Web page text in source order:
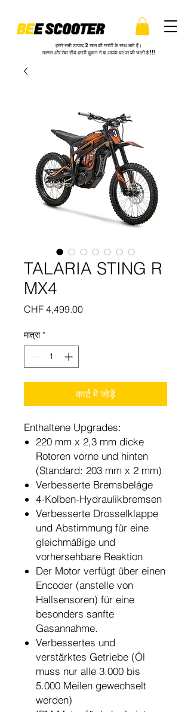
हमारे सभी उत्पाद 2 साल की गारंटी के साथ आते हैं।
मरम्मत और सेवा सीधे हमारी दुकान में या आपके घर पर की जाती है !!!
TALARIA STING R
MX4
CHF 4,499.00मूल्य
मात्रा *
कार्ट में जोड़ें
Enthaltene Upgrades:
220 mm x 2,3 mm dicke
Rotoren vorne und hinten
(Standard: 203 mm x 2 mm)
Verbesserte Bremsbeläge
4-Kolben-Hydraulikbremsen
Verbesserte Drosselklappe
und Abstimmung für eine
gleichmäßige und
vorhersehbare Reaktion
Der Motor verfügt über einen
Encoder (anstelle von
Hallsensoren) für eine
besonders sanfte
Gasannahme.
Verbessertes und
verstärktes Getriebe (Öl
muss nur alle 3.000 bis
5.000 Meilen gewechselt
werden)